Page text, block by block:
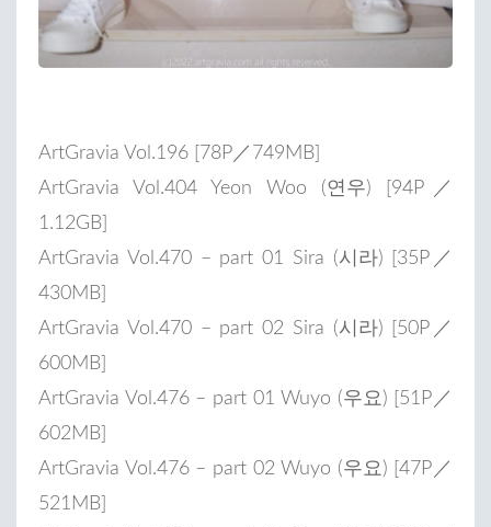
ArtGravia Vol.196 [78P／749MB]
ArtGravia Vol.404 Yeon Woo (연우) [94P／
1.12GB]
ArtGravia Vol.470 – part 01 Sira (시라) [35P／
430MB]
ArtGravia Vol.470 – part 02 Sira (시라) [50P／
600MB]
ArtGravia Vol.476 – part 01 Wuyo (우요) [51P／
602MB]
ArtGravia Vol.476 – part 02 Wuyo (우요) [47P／
521MB]